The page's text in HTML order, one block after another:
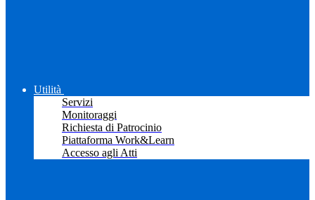
Utilità
Servizi
Monitoraggi
Richiesta di Patrocinio
Piattaforma Work&Learn
Accesso agli Atti